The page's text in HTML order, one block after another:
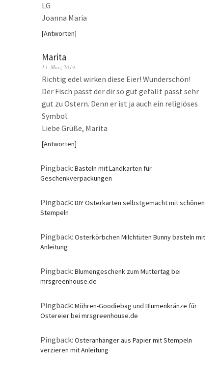
LG
Joanna Maria
Antworten
Marita
13. März 2019
Richtig edel wirken diese Eier! Wunderschön!
Der Fisch passt der dir so gut gefällt passt sehr
gut zu Ostern. Denn er ist ja auch ein religiöses
Symbol.
Liebe Grüße, Marita
Antworten
Pingback: Basteln mit Landkarten für
Geschenkverpackungen
Pingback: DIY Osterkarten selbstgemacht mit schönen
Stempeln
Pingback: Osterkörbchen Milchtüten Bunny basteln mit
Anleitung
Pingback: Blumengeschenk zum Muttertag bei
mrsgreenhouse.de
Pingback: Möhren-Goodiebag und Blumenkränze für
Ostereier bei mrsgreenhouse.de
Pingback: Osteranhänger aus Papier mit Stempeln
verzieren mit Anleitung